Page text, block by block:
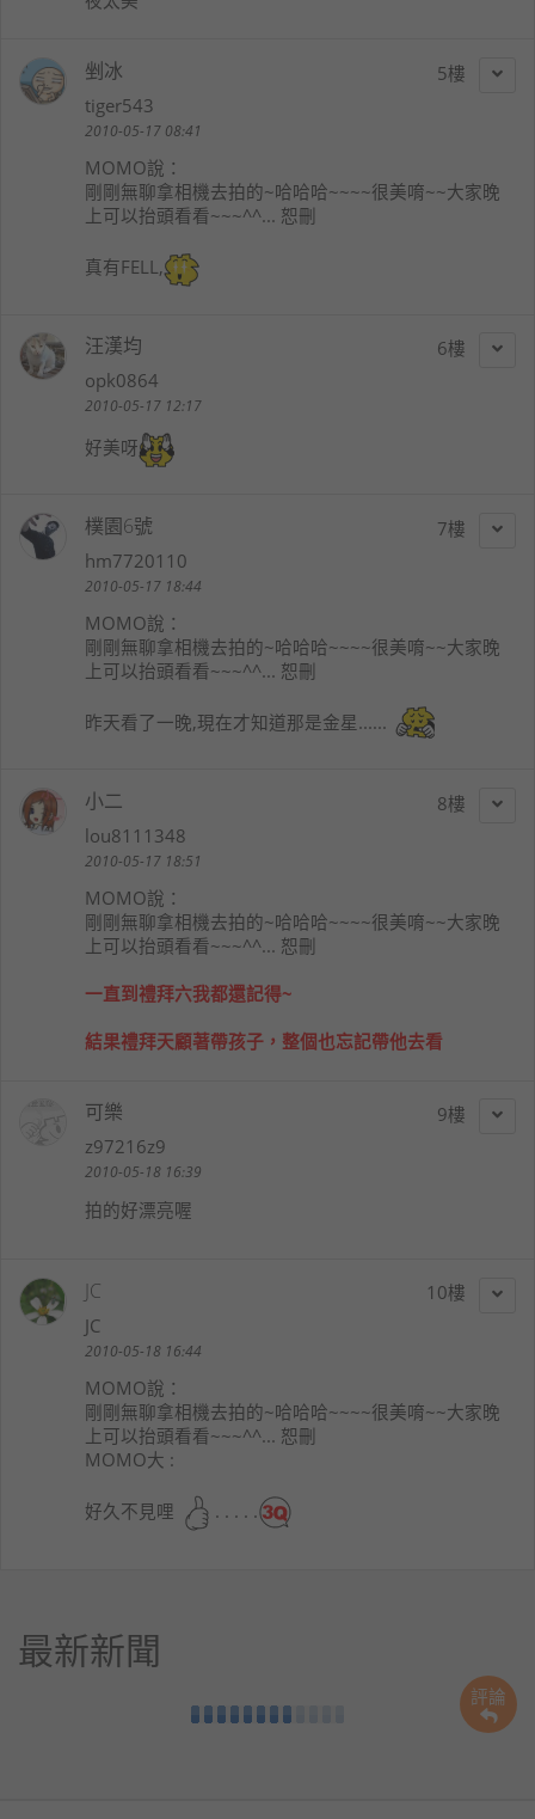
評論
5
剉冰
tiger543
2010-05-17 08:41
MOMO說：
剛剛無聊拿相機去拍的~哈哈哈~~~~很美唷~~大家晚
上可以抬頭看看~~~^^... 恕刪
真有FELL,
6
汪漢均
opk0864
2010-05-17 12:17
好美呀
7
樸園6號
hm7720110
2010-05-17 18:44
MOMO說：
剛剛無聊拿相機去拍的~哈哈哈~~~~很美唷~~大家晚
上可以抬頭看看~~~^^... 恕刪
昨天看了一晚,現在才知道那是金星......
8
小二
lou8111348
2010-05-17 18:51
MOMO說：
剛剛無聊拿相機去拍的~哈哈哈~~~~很美唷~~大家晚
上可以抬頭看看~~~^^... 恕刪
一直到禮拜六我都還記得~
結果禮拜天顧著帶孩子，整個也忘記帶他去看
9
可樂
z97216z9
2010-05-18 16:39
拍的好漂亮喔
10
JC
JC
2010-05-18 16:44
MOMO說：
剛剛無聊拿相機去拍的~哈哈哈~~~~很美唷~~大家晚
上可以抬頭看看~~~^^... 恕刪
MOMO大 :
好久不見哩 . . . . .
最新新聞